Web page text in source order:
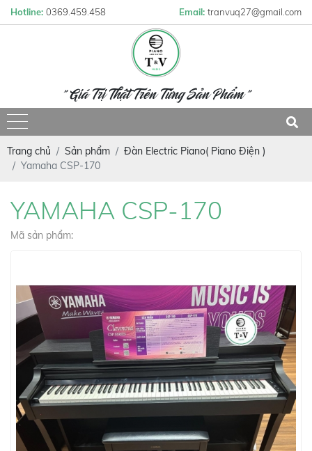
Hotline: 0369.459.458 Email: tranvuq27@gmail.com
" Giá Trị Thật Trên Từng Sản Phẩm "
Trang chủ Sản phẩm
Đàn Electric Piano( Piano Điện )
Yamaha CSP-170
YAMAHA CSP-170
Mã sản phẩm: